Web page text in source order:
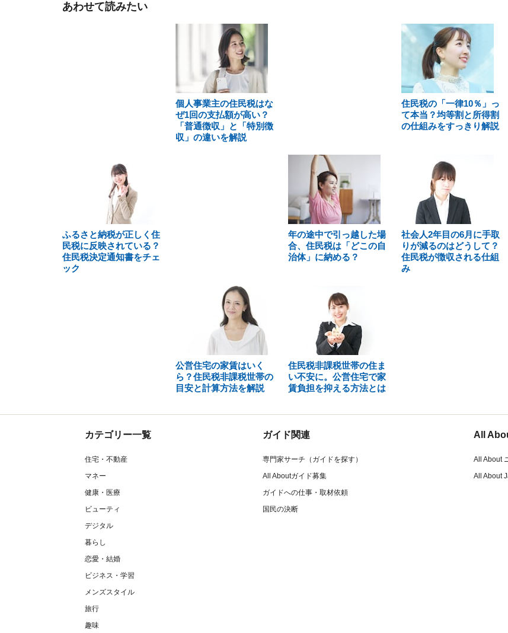
あわせて読みたい
個人事業主の住民税はな
ぜ1回の支払額が高い？
「普通徴収」と「特別徴
収」の違いを解説
住民税の「一律10％」っ
て本当？均等割と所得割
の仕組みをすっきり解説
ふるさと納税が正しく住
民税に反映されている？
住民税決定通知書をチェ
ック
年の途中で引っ越した場
合、住民税は「どこの自
治体」に納める？
社会人2年目の6月に手取
りが減るのはどうして？
住民税が徴収される仕組
み
公営住宅の家賃はいく
ら？住民税非課税世帯の
目安と計算方法を解説
住民税非課税世帯の住ま
い不安に。公営住宅で家
賃負担を抑える方法とは
カテゴリー一覧
住宅・不動産
マネー
健康・医療
ビューティ
デジタル
暮らし
恋愛・結婚
ビジネス・学習
メンズスタイル
旅行
趣味
ガイド関連
専門家サーチ（ガイドを探す）
All Aboutガイド募集
ガイドへの仕事・取材依頼
国民の決断
All
All About
All About